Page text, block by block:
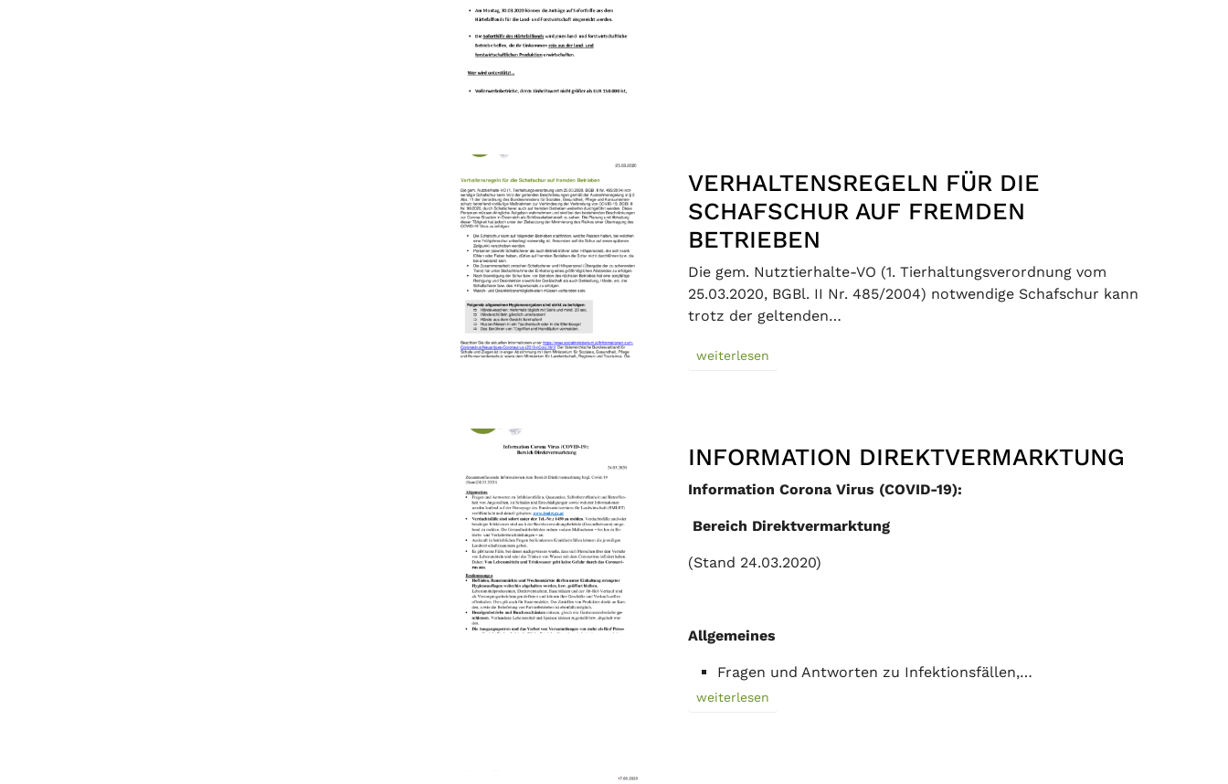
VERHALTENSREGELN FÜR DIE
SCHAFSCHUR AUF FREMDEN
BETRIEBEN
Die gem. Nutztierhalte-VO (1. Tierhaltungsverordnung vom
25.03.2020, BGBl. II Nr. 485/2004) notwendige Schafschur kann
trotz der geltenden…
weiterlesen
INFORMATION DIREKTVERMARKTUNG
Information Corona Virus (COVID-19):
Bereich Direktvermarktung
(Stand 24.03.2020)
Allgemeines
Fragen und Antworten zu Infektionsfällen,…
weiterlesen